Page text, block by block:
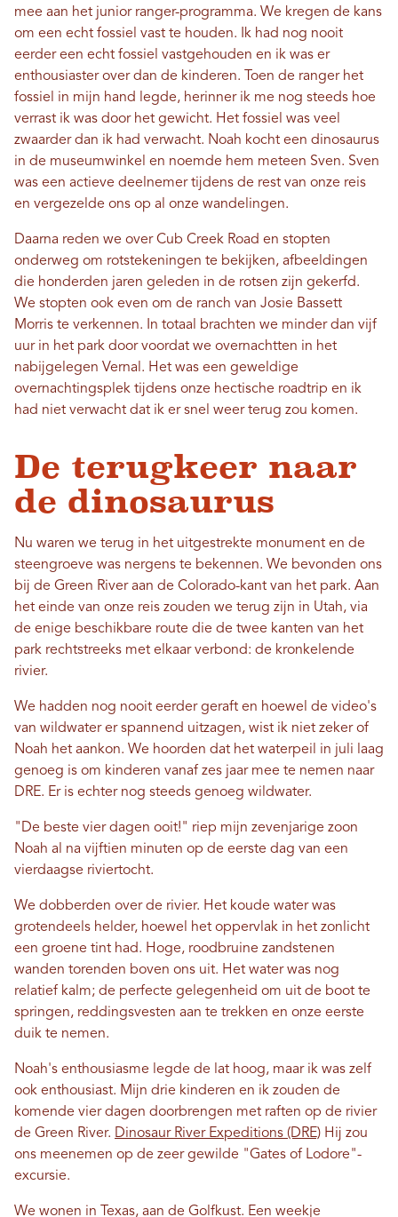
mee aan het junior ranger-programma. We kregen de kans
om een ​​echt fossiel vast te houden. Ik had nog nooit
eerder een echt fossiel vastgehouden en ik was er
enthousiaster over dan de kinderen. Toen de ranger het
fossiel in mijn hand legde, herinner ik me nog steeds hoe
verrast ik was door het gewicht. Het fossiel was veel
zwaarder dan ik had verwacht. Noah kocht een dinosaurus
in de museumwinkel en noemde hem meteen Sven. Sven
was een actieve deelnemer tijdens de rest van onze reis
en vergezelde ons op al onze wandelingen.
Daarna reden we over Cub Creek Road en stopten
onderweg om rotstekeningen te bekijken, afbeeldingen
die honderden jaren geleden in de rotsen zijn gekerfd.
We stopten ook even om de ranch van Josie Bassett
Morris te verkennen. In totaal brachten we minder dan vijf
uur in het park door voordat we overnachtten in het
nabijgelegen Vernal. Het was een geweldige
overnachtingsplek tijdens onze hectische roadtrip en ik
had niet verwacht dat ik er snel weer terug zou komen.
De terugkeer naar
de dinosaurus
Nu waren we terug in het uitgestrekte monument en de
steengroeve was nergens te bekennen. We bevonden ons
bij de Green River aan de Colorado-kant van het park. Aan
het einde van onze reis zouden we terug zijn in Utah, via
de enige beschikbare route die de twee kanten van het
park rechtstreeks met elkaar verbond: de kronkelende
rivier.
We hadden nog nooit eerder geraft en hoewel de video's
van wildwater er spannend uitzagen, wist ik niet zeker of
Noah het aankon. We hoorden dat het waterpeil in juli laag
genoeg is om kinderen vanaf zes jaar mee te nemen naar
DRE. Er is echter nog steeds genoeg wildwater.
"De beste vier dagen ooit!" riep mijn zevenjarige zoon
Noah al na vijftien minuten op de eerste dag van een
vierdaagse riviertocht.
We dobberden over de rivier. Het koude water was
grotendeels helder, hoewel het oppervlak in het zonlicht
een groene tint had. Hoge, roodbruine zandstenen
wanden torenden boven ons uit. Het water was nog
relatief kalm; de perfecte gelegenheid om uit de boot te
springen, reddingsvesten aan te trekken en onze eerste
duik te nemen.
Noah's enthousiasme legde de lat hoog, maar ik was zelf
ook enthousiast. Mijn drie kinderen en ik zouden de
komende vier dagen doorbrengen met raften op de rivier
de Green River. Dinosaur River Expeditions (DRE) Hij zou
ons meenemen op de zeer gewilde "Gates of Lodore"-
excursie.
We wonen in Texas, aan de Golfkust. Een weekje